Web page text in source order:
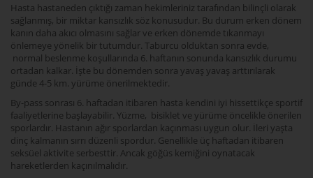
Hasta hastaneden çıktığı zaman hekimleriniz tarafından bilinçli olarak
sağlanmış, bir miktar kansızlık söz konusudur. Bu durum erken dönem
kanın daha akıcı olmasını sağlar ve erken dönemde tıkanmayı
önlemeye yönelik bir tutumdur. Taburcu olduktan sonra evde,
normal beslenme koşullarında 6. haftanın sonunda kansızlık durumu
ortadan kalkar. İşte bu dönemden sonra yavaş yavaş arttırılarak
günde 4-5 km. yürüme önerilmektedir.
By-pass sonrası 6. haftadan itibaren hasta kendini iyi hissettikçe sportif
faaliyetlerine başlayabilir. Yüzme, bisiklet ve yürüme öncelikle önerilen
sporlardır. Hastanın ağır sporlardan kaçınması uygun olur. İleri yaşta
dinç kalmanın sırrı düzenli spordur. Genellikle üç haftadan itibaren
seksüel aktivite serbesttir. Ancak göğüs kemiğini oynatacak
hareketlerden kaçınılmalıdır.